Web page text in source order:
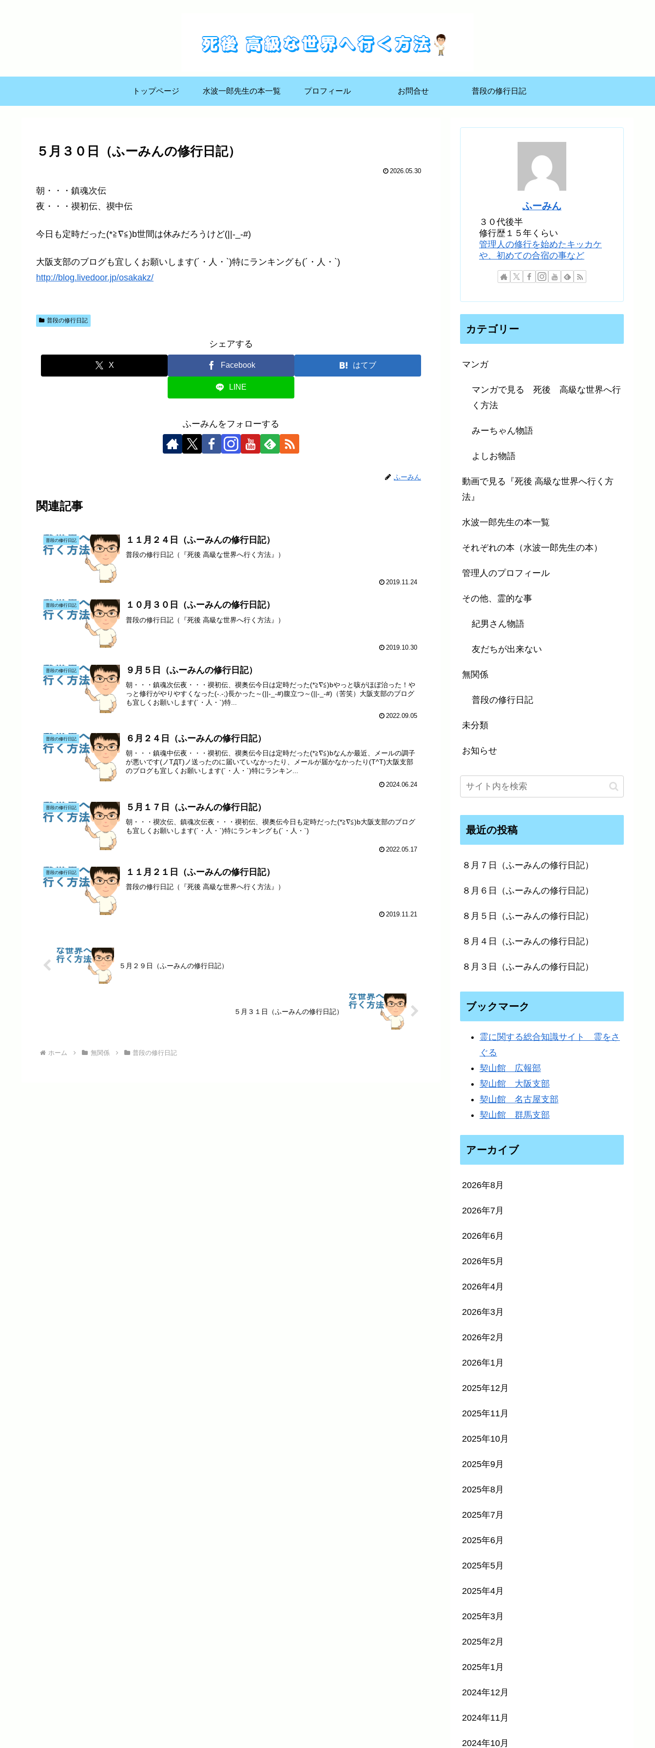
トップページ 水波一郎先生の本一覧 プロフィール お問合せ 普段の修行日記
５月３０日（ふーみんの修行日記）
2026.05.30
朝・・・鎮魂次伝
夜・・・禊初伝、禊中伝
今日も定時だった(*≧∇≦)b世間は休みだろうけど(||-_-#)
大阪支部のブログも宜しくお願いします(´・人・`)特にランキングも(´・人・`)
http://blog.livedoor.jp/osakakz/
普段の修行日記
シェアする
X Facebook はてブ
LINE
ふーみんをフォローする
ふーみん
関連記事
普段の修行日記 １１月２４日（ふーみんの修行日記）
普段の修行日記（『死後 高級な世界へ行く方法』）
2019.11.24
普段の修行日記 １０月３０日（ふーみんの修行日記）
普段の修行日記（『死後 高級な世界へ行く方法』）
2019.10.30
普段の修行日記 ９月５日（ふーみんの修行日記）
朝・・・鎮魂次伝夜・・・禊初伝、禊奥伝今日は定時だった(*≧∇≦)bやっと咳がほぼ治った！や
っと修行がやりやすくなった(-.-;)長かった～(||-_-#)腹立つ～(||-_-#)（苦笑）大阪支部のブログ
も宜しくお願いします(´・人・`)特...
2022.09.05
普段の修行日記 ６月２４日（ふーみんの修行日記）
朝・・・鎮魂中伝夜・・・禊初伝、禊奥伝今日は定時だった(*≧∇≦)bなんか最近、メールの調子
が悪いです(ノTДT)ノ送ったのに届いていなかったり、メールが届かなかったり(T^T)大阪支部
のブログも宜しくお願いします(´・人・`)特にランキン...
2024.06.24
普段の修行日記 ５月１７日（ふーみんの修行日記）
朝・・・禊次伝、鎮魂次伝夜・・・禊初伝、禊奥伝今日も定時だった(*≧∇≦)b大阪支部のブログ
も宜しくお願いします(´・人・`)特にランキングも(´・人・`)
2022.05.17
普段の修行日記 １１月２１日（ふーみんの修行日記）
普段の修行日記（『死後 高級な世界へ行く方法』）
2019.11.21
５月２９日（ふーみんの修行日記）
５月３１日（ふーみんの修行日記）
ホーム 無関係 普段の修行日記
ふーみん
３０代後半
修行歴１５年くらい
管理人の修行を始めたキッカケ
や、初めての合宿の事など
カテゴリー
マンガ
マンガで見る 死後 高級な世界へ行
く方法
みーちゃん物語
よしお物語
動画で見る『死後 高級な世界へ行く方
法』
水波一郎先生の本一覧
それぞれの本（水波一郎先生の本）
管理人のプロフィール
その他、霊的な事
紀男さん物語
友だちが出来ない
無関係
普段の修行日記
未分類
お知らせ
最近の投稿
８月７日（ふーみんの修行日記）
８月６日（ふーみんの修行日記）
８月５日（ふーみんの修行日記）
８月４日（ふーみんの修行日記）
８月３日（ふーみんの修行日記）
ブックマーク
霊に関する総合知識サイト 霊をさ
ぐる
契山館 広報部
契山館 大阪支部
契山館 名古屋支部
契山館 群馬支部
アーカイブ
2026年8月
2026年7月
2026年6月
2026年5月
2026年4月
2026年3月
2026年2月
2026年1月
2025年12月
2025年11月
2025年10月
2025年9月
2025年8月
2025年7月
2025年6月
2025年5月
2025年4月
2025年3月
2025年2月
2025年1月
2024年12月
2024年11月
2024年10月